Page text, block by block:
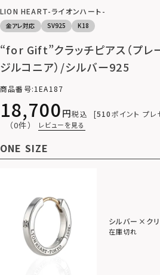
LION HEART-ライオンハート-
金アレ対応 SV925 K18
“for Gift”クラッチピアス（プレ
ジルコニア）/シルバー925
商品番号 1EA187
18,700 税込 510ポイント プレ
（0件） レビューを見る
ONE SIZE
シルバー×ク
在庫切れ